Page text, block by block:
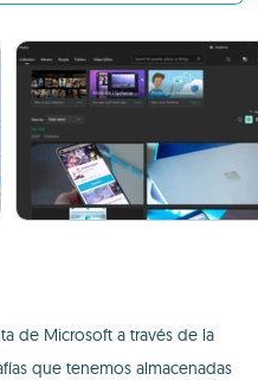
de Microsoft a través de la
que tenemos almacenadas